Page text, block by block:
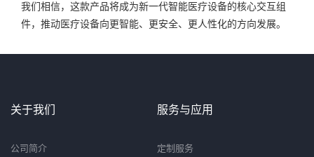
我们相信，这款产品将成为新一代智能医疗设备的核心交互组
件，推动医疗设备向更智能、更安全、更人性化的方向发展。
关于我们
公司简介
服务与应用
定制服务